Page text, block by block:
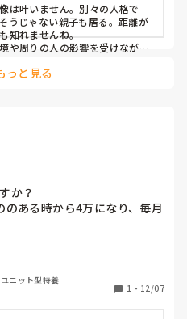
は叶いません。別々の人格で
うじゃない親子も居る。距離が
知れませんね。
や周りの人の影響を受けなが
いる所はあると思いますが、ど
っと見る
か？
ある時から4万になり、毎月
ニット型特養
1 ・ 12/07